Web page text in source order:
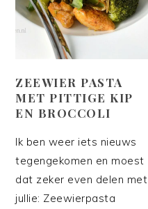
ZEEWIER PASTA
MET PITTIGE KIP
EN BROCCOLI
Ik ben weer iets nieuws
tegengekomen en moest
dat zeker even delen met
jullie: Zeewierpasta